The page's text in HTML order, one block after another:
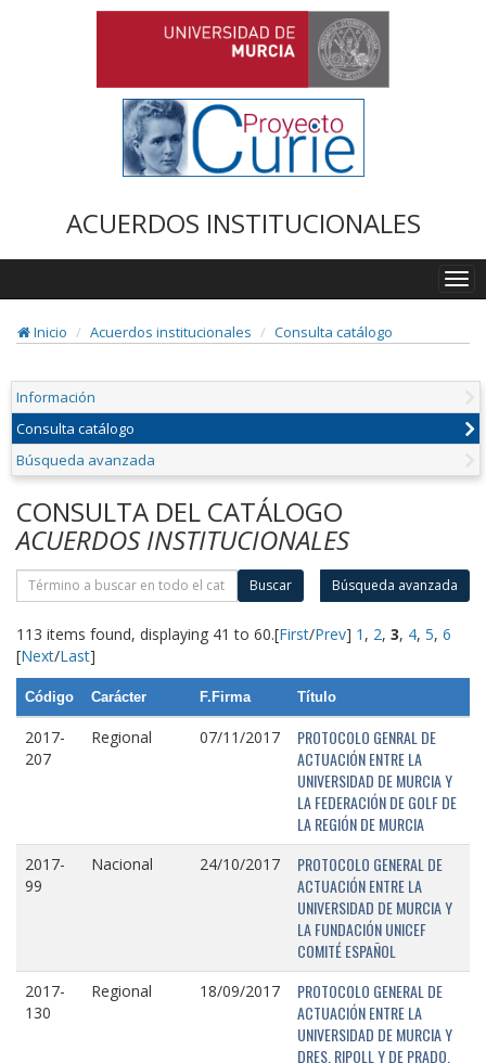
ACUERDOS INSTITUCIONALES
Inicio
Acuerdos institucionales Consulta catálogo
Información
Consulta catálogo
Búsqueda avanzada
CONSULTA DEL CATÁLOGO
ACUERDOS INSTITUCIONALES
Buscar Búsqueda avanzada
113 items found, displaying 41 to 60.[First/Prev] 1 , 2, 3, 4, 5, 6
[Next/Last]
Código Carácter F.Firma Título
2017-
207
Regional 07/11/2017
PROTOCOLO GENRAL DE
ACTUACIÓN ENTRE LA
UNIVERSIDAD DE MURCIA Y
LA FEDERACIÓN DE GOLF DE
LA REGIÓN DE MURCIA
2017-
99
Nacional 24/10/2017
PROTOCOLO GENERAL DE
ACTUACIÓN ENTRE LA
UNIVERSIDAD DE MURCIA Y
LA FUNDACIÓN UNICEF
COMITÉ ESPAÑOL
2017-
130
Regional 18/09/2017
PROTOCOLO GENERAL DE
ACTUACIÓN ENTRE LA
UNIVERSIDAD DE MURCIA Y
DRES. RIPOLL Y DE PRADO,